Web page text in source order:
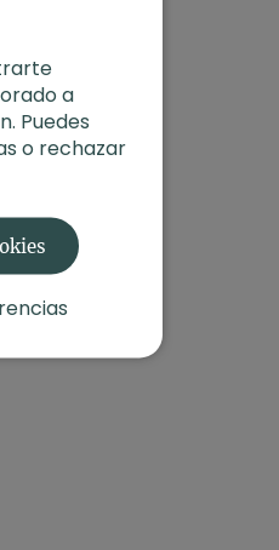
a
Puedes
o rechazar